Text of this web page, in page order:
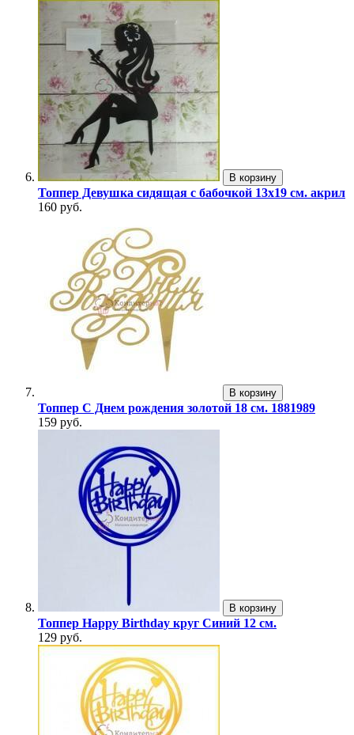
В корзину
Топпер Девушка сидящая с бабочкой 13х19 см. акрил
160 руб.
В корзину
Топпер С Днем рождения золотой 18 см. 1881989
159 руб.
В корзину
Топпер Happy Birthday круг Синий 12 см.
129 руб.